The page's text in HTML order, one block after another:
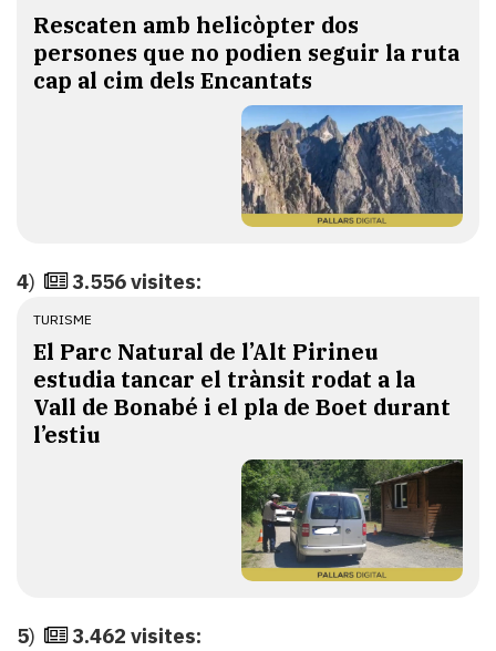
Rescaten amb helicòpter dos
persones que no podien seguir la ruta
cap al cim dels Encantats
4) 3.556 visites:
TURISME
El Parc Natural de l’Alt Pirineu
estudia tancar el trànsit rodat a la
Vall de Bonabé i el pla de Boet durant
l’estiu
5) 3.462 visites: